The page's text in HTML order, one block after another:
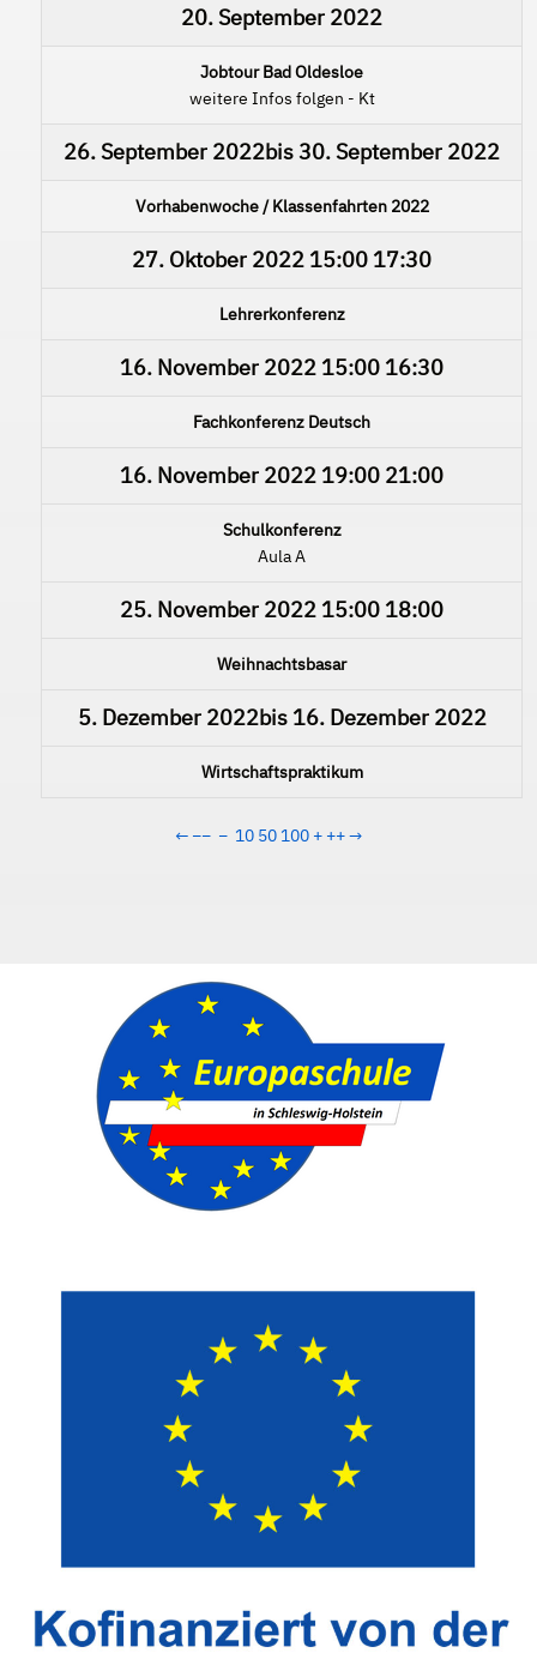
20. September 2022
Jobtour Bad Oldesloe
weitere Infos folgen - Kt
26. September 2022bis30. September 2022
Vorhabenwoche / Klassenfahrten 2022
27. Oktober 2022 15:00 17:30
Lehrerkonferenz
16. November 2022 15:00 16:30
Fachkonferenz Deutsch
16. November 2022 19:00 21:00
Schulkonferenz
Aula A
25. November 2022 15:00 18:00
Weihnachtsbasar
5. Dezember 2022bis 16. Dezember 2022
Wirtschaftspraktikum
← −− − 10 50 100 + ++→